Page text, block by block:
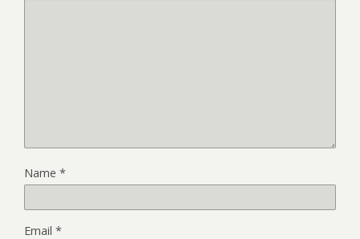
Name *
Email *